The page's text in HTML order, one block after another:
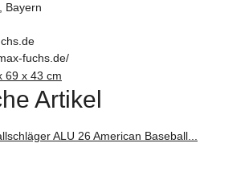
Bayern
fuchs.de/
69 x 43 cm
Artikel